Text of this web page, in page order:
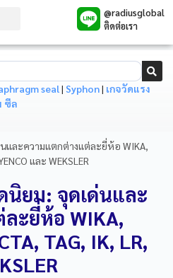
@radiusglobal
ติดต่อเรา
seal| Syphon| เกจวัดแรง
ซีล
และความแตกต่างแต่ละยี่ห้อ WIKA,
และ WEKSLER
นิยม: จุดเด่นและ
ะยี่ห้อ WIKA,
TAG, IK, LR,